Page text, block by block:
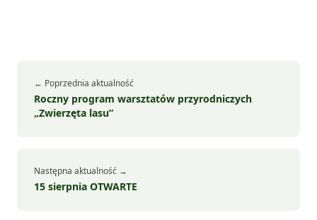
← Poprzednia aktualność
Roczny program warsztatów przyrodniczych
„Zwierzęta lasu”
Następna aktualność →
15 sierpnia OTWARTE